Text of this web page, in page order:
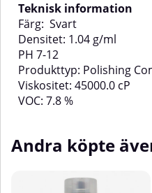
Teknisk information
Färg: Svart
Densitet: 1.04 g/ml
PH 7-12
Produkttyp: Polishing
Viskositet: 45000.0 cP
VOC: 7.8 %
Andra köpte